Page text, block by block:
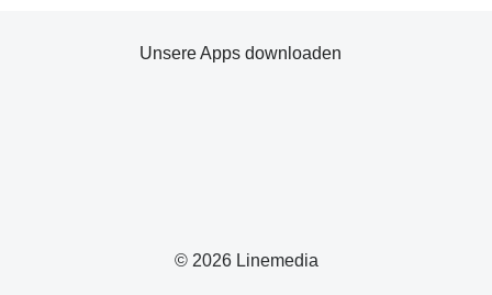
© 2026 Linemedia
Unsere Apps downloaden